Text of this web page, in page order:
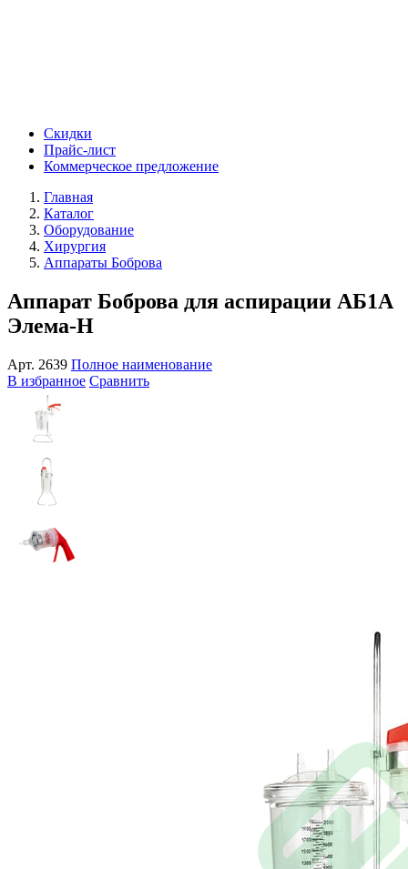
Скидки
Прайс-лист
Коммерческое предложение
Главная
Каталог
Оборудование
Хирургия
Аппараты Боброва
Аппарат Боброва для аспирации АБ1А
Элема-Н
Арт. 2639 Полное наименование
В избранное Сравнить